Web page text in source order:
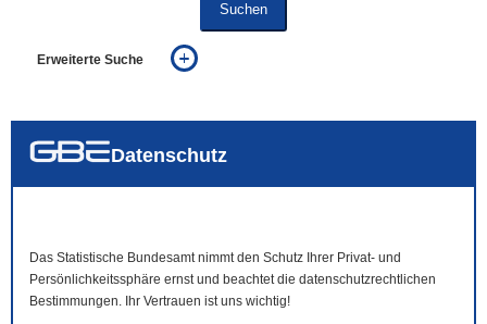
Suchen
Erweiterte Suche
auch in allen Texten suchen (Volltextsuche)
Datenschutz
Das Statistische Bundesamt nimmt den Schutz Ihrer Privat- und
Persönlichkeitssphäre ernst und beachtet die datenschutzrechtlichen
Bestimmungen. Ihr Vertrauen ist uns wichtig!